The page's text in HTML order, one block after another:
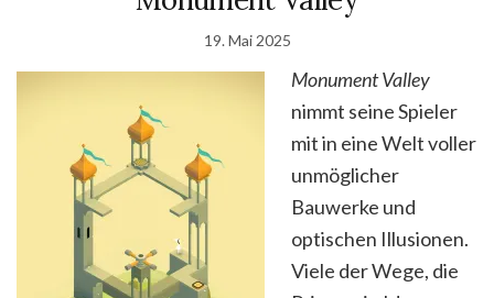
19. Mai 2025
Monument Valley
nimmt seine Spieler
mit in eine Welt voller
unmöglicher
Bauwerke und
optischen Illusionen.
Viele der Wege, die